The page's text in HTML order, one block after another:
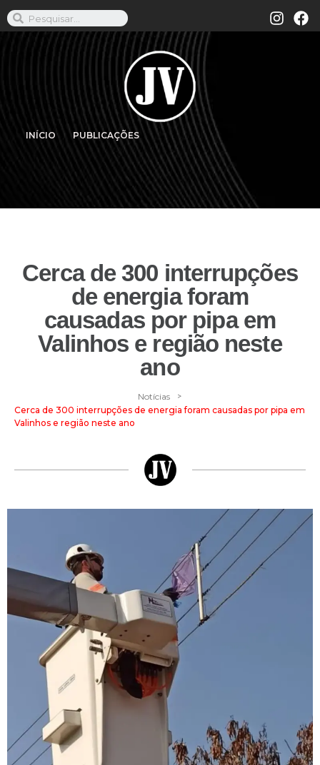
INÍCIO PUBLICAÇÕES
Cerca de 300 interrupções
de energia foram
causadas por pipa em
Valinhos e região neste
ano
Notícias >
Cerca de 300 interrupções de energia foram causadas por pipa em
Valinhos e região neste ano